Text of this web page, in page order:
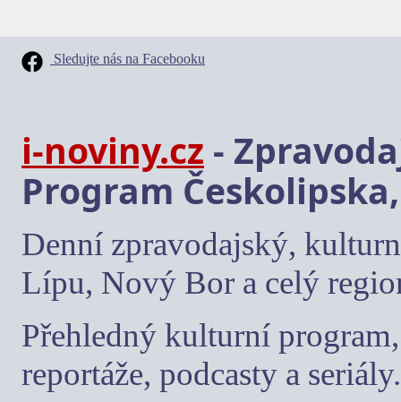
Sledujte nás na Facebooku
i-noviny.cz -
Program
Denní zpravodajský,
Lípu, Nový Bor a celý
Přehledný kulturní
reportáže, podcasty a seriály.